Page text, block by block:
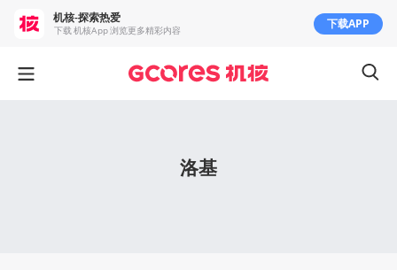
洛基
机核-探索热爱
下载 机核App 浏览更多精彩内容 下载APP